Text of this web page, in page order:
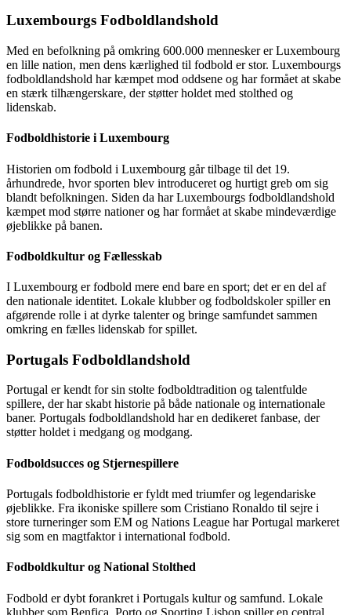
Luxembourgs Fodboldlandshold
Med en befolkning på omkring 600.000 mennesker er Luxembourg
en lille nation, men dens kærlighed til fodbold er stor. Luxembourgs
fodboldlandshold har kæmpet mod oddsene og har formået at skabe
en stærk tilhængerskare, der støtter holdet med stolthed og
lidenskab.
Fodboldhistorie i Luxembourg
Historien om fodbold i Luxembourg går tilbage til det 19.
århundrede, hvor sporten blev introduceret og hurtigt greb om sig
blandt befolkningen. Siden da har Luxembourgs fodboldlandshold
kæmpet mod større nationer og har formået at skabe mindeværdige
øjeblikke på banen.
Fodboldkultur og Fællesskab
I Luxembourg er fodbold mere end bare en sport; det er en del af
den nationale identitet. Lokale klubber og fodboldskoler spiller en
afgørende rolle i at dyrke talenter og bringe samfundet sammen
omkring en fælles lidenskab for spillet.
Portugals Fodboldlandshold
Portugal er kendt for sin stolte fodboldtradition og talentfulde
spillere, der har skabt historie på både nationale og internationale
baner. Portugals fodboldlandshold har en dedikeret fanbase, der
støtter holdet i medgang og modgang.
Fodboldsucces og Stjernespillere
Portugals fodboldhistorie er fyldt med triumfer og legendariske
øjeblikke. Fra ikoniske spillere som Cristiano Ronaldo til sejre i
store turneringer som EM og Nations League har Portugal markeret
sig som en magtfaktor i international fodbold.
Fodboldkultur og National Stolthed
Fodbold er dybt forankret i Portugals kultur og samfund. Lokale
klubber som Benfica, Porto og Sporting Lisbon spiller en central